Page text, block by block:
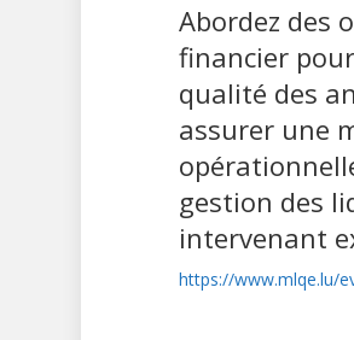
Abordez des
financier
qualité des
assurer une
gestion des
intervenant
https://www.mlqe.lu/